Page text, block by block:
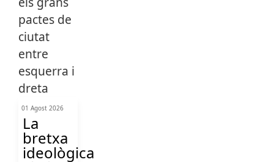
01 Agost 2026
La
bretxa
ideològica